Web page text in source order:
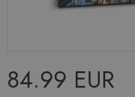
84.99 EUR